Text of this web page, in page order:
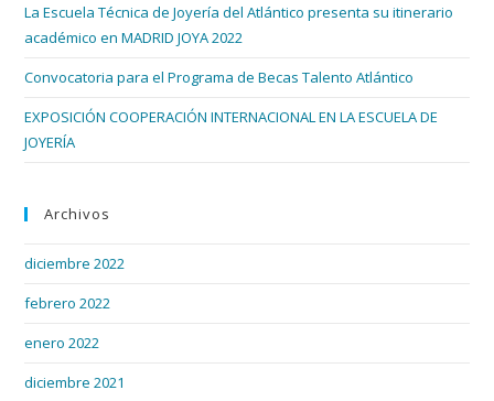
La Escuela Técnica de Joyería del Atlántico presenta su itinerario
académico en MADRID JOYA 2022
Convocatoria para el Programa de Becas Talento Atlántico
EXPOSICIÓN COOPERACIÓN INTERNACIONAL EN LA ESCUELA DE
JOYERÍA
Archivos
diciembre 2022
febrero 2022
enero 2022
diciembre 2021